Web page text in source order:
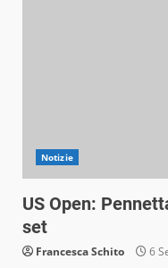
Notizie
US Open:
set
Francesca Schito 6